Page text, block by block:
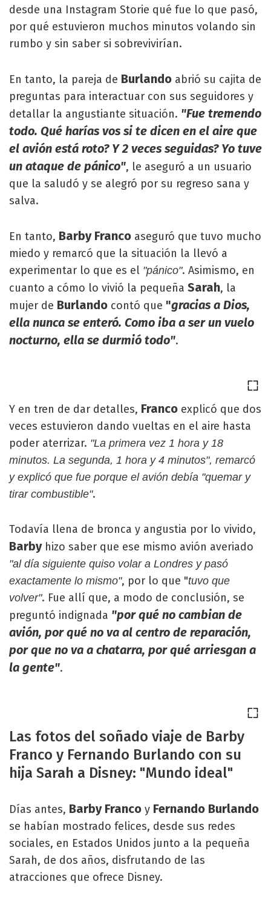
desde una Instagram Storie qué fue lo que pasó,
por qué estuvieron muchos minutos volando sin
rumbo y sin saber si sobrevivirían.
En tanto, la pareja de Burlando abrió su cajita de
preguntas para interactuar con sus seguidores y
detallar la angustiante situación. "Fue tremendo
todo. Qué harías vos si te dicen en el aire que
el avión está roto? Y 2 veces seguidas? Yo tuve
un ataque de pánico", le aseguró a un usuario
que la saludó y se alegró por su regreso sana y
salva.
En tanto, Barby Franco aseguró que tuvo mucho
miedo y remarcó que la situación la llevó a
experimentar lo que es el "pánico". Asimismo, en
cuanto a cómo lo vivió la pequeña Sarah, la
mujer de Burlando contó que "gracias a Dios,
ella nunca se enteró. Como iba a ser un vuelo
nocturno, ella se durmió todo".
Y en tren de dar detalles, Franco explicó que dos
veces estuvieron dando vueltas en el aire hasta
poder aterrizar. "La primera vez 1 hora y 18
minutos. La segunda, 1 hora y 4 minutos", remarcó
y explicó que fue porque el avión debía "quemar y
tirar combustible".
Todavía llena de bronca y angustia por lo vivido,
Barbyhizo saber que ese mismo avión averiado
"al día siguiente quiso volar a Londres y pasó
exactamente lo mismo", por lo que "tuvo que
volver". Fue allí que, a modo de conclusión, se
preguntó indignada "por qué no cambian de
avión, por qué no va al centro de reparación,
por que no va a chatarra, por qué arriesgan a
la gente".
Las fotos del soñado viaje de Barby
Franco y Fernando Burlando con su
hija Sarah a Disney: "Mundo ideal"
Días antes, Barby Franco y Fernando Burlando
se habían mostrado felices, desde sus redes
sociales, en Estados Unidos junto a la pequeña
Sarah, de dos años, disfrutando de las
atracciones que ofrece Disney.